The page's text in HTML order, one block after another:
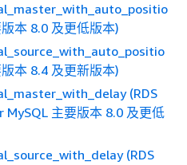
本 8.0 及更低版本)
本 8.4 及更新版本)
(RDS
主要版本 8.0 及更低
(RDS